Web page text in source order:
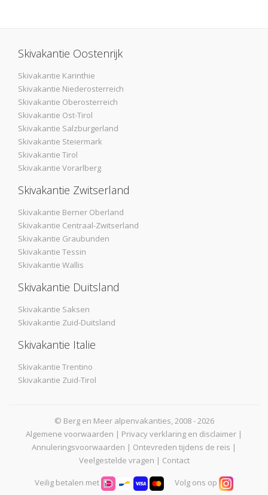
Skivakantie Oostenrijk
Skivakantie Karinthie
Skivakantie Niederosterreich
Skivakantie Oberosterreich
Skivakantie Ost-Tirol
Skivakantie Salzburgerland
Skivakantie Steiermark
Skivakantie Tirol
Skivakantie Vorarlberg
Skivakantie Zwitserland
Skivakantie Berner Oberland
Skivakantie Centraal-Zwitserland
Skivakantie Graubunden
Skivakantie Tessin
Skivakantie Wallis
Skivakantie Duitsland
Skivakantie Saksen
Skivakantie Zuid-Duitsland
Skivakantie Italie
Skivakantie Trentino
Skivakantie Zuid-Tirol
© Berg en Meer alpenvakanties, 2008 - 2026
Algemene voorwaarden | Privacy verklaring en disclaimer |
Annuleringsvoorwaarden | Ontevreden tijdens de reis |
Veelgestelde vragen | Contact
Veilig betalen met Volg ons op